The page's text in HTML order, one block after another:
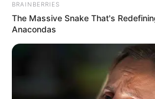
BRAINBERRIES
The Massive Snake That's
Anacondas